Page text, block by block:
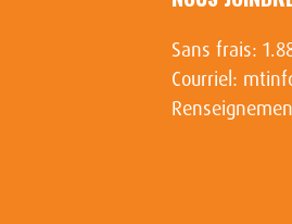
Sans frais:
Courriel: